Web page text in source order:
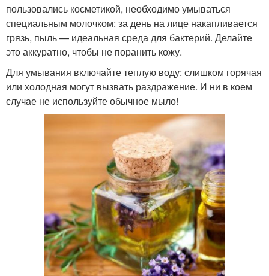
пользовались косметикой, необходимо умываться
специальным молочком: за день на лице накапливается
грязь, пыль — идеальная среда для бактерий. Делайте
это аккуратно, чтобы не поранить кожу.
Для умывания включайте теплую воду: слишком горячая
или холодная могут вызвать раздражение. И ни в коем
случае не используйте обычное мыло!